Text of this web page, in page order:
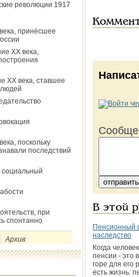
революции 1917
принёсшее
ХХ века,
ХХ века, ставшее
поскольку
последствий
социальный
при
спонтанно
Архив
В этой
Пенсионный
наследство
Когда
пенсии - это
горе для его
есть жизнь: